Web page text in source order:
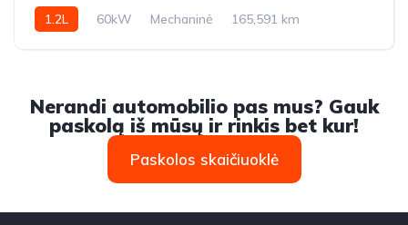
1.2L 60kW Mechaninė
165,591 km
Nerandi automobilio pas mus? Gauk
paskolą iš mūsų ir rinkis bet kur!
Paskolos skaičiuoklė